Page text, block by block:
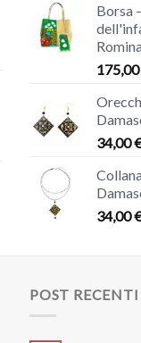
Borsa
175,00
34,00
34,00
POST RECENTI